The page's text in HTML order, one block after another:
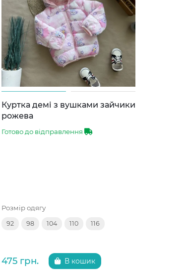
Куртка демі з вушками зайчики
рожева
Готово до відправлення
Розмір одягу
92 98 104 110 116
475 грн. В кошик